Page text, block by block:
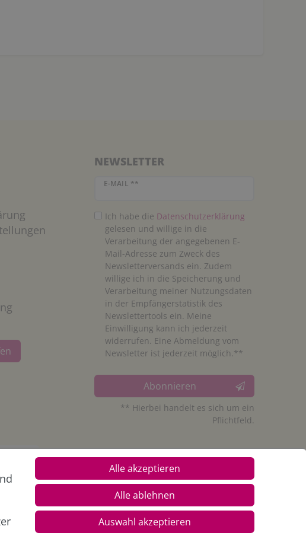
NEWSLETTER
E-MAIL **
Newsletter Honig
Ich habe die Daten­schutz­erklärung
gelesen und willige in die
Verarbeitung der angegebenen E-
Mail-Adresse zum Zweck des
Newsletterversands ein. Zudem
willige ich in die Speicherung und
Verarbeitung meiner Nutzungsdaten
in der Empfängerstatistik des
Newslettertools ein. Meine
Einwilligung kann ich jederzeit
widerrufen. Eine Abmeldung vom
Newsletter ist jederzeit möglich.**
Abonnieren
** Hierbei handelt es sich um ein
Pflichtfeld.
Alle akzeptieren
Alle ablehnen
Auswahl akzeptieren